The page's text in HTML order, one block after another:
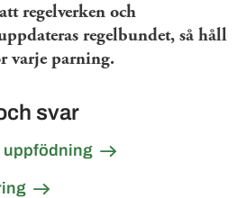
regelverken och
regelbundet, så håll
varje parning.
svar
uppfödning